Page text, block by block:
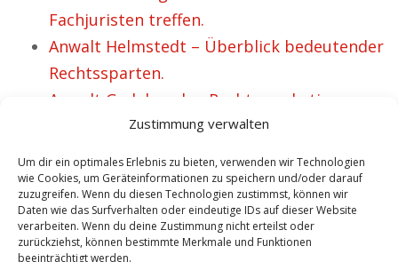
Zustimmung verwalten
Um dir ein optimales Erlebnis zu bieten, verwenden wir Technologien
wie Cookies, um Geräteinformationen zu speichern und/oder darauf
zuzugreifen. Wenn du diesen Technologien zustimmst, können wir
Daten wie das Surfverhalten oder eindeutige IDs auf dieser Website
verarbeiten. Wenn du deine Zustimmung nicht erteilst oder
zurückziehst, können bestimmte Merkmale und Funktionen
beeinträchtigt werden.
Fachjuristen treffen.
Anwalt Helmstedt – Überblick bedeutender
Rechtssparten.
Anwalt Gadebusch – Rechtsmarketing.
Anwalt Grevenbroich – Überblick
vorrangiger Rechtsfelder.
Anwalt Rheine – Juristische Anliegen im
Bereich Zivilrecht.
Anwalt Wesel – Rechtsfragen im Bereich